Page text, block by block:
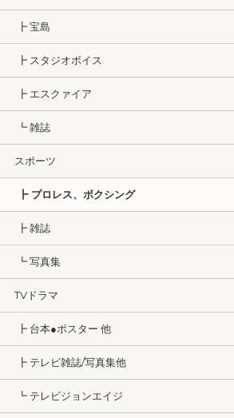
┣ 宝島
┣ スタジオボイス
┣ エスクァイア
┗ 雑誌
スポーツ
┣ プロレス、ボクシング
┣ 雑誌
┗ 写真集
TVドラマ
┣ 台本●ポスター 他
┣ テレビ雑誌/写真集他
┗ テレビジョンエイジ